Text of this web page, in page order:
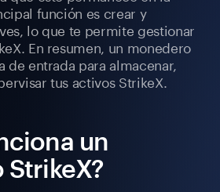
función es crear y
lo que te permite gestionar
En resumen, un monedero
de entrada para almacenar,
tus activos StrikeX.
un